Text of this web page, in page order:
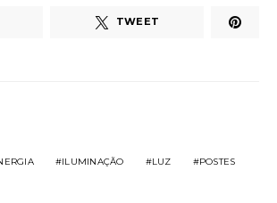
TWEET
ILUMINAÇÃO LUZ
POSTES